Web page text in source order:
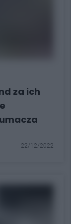
za ich
22/12/2022